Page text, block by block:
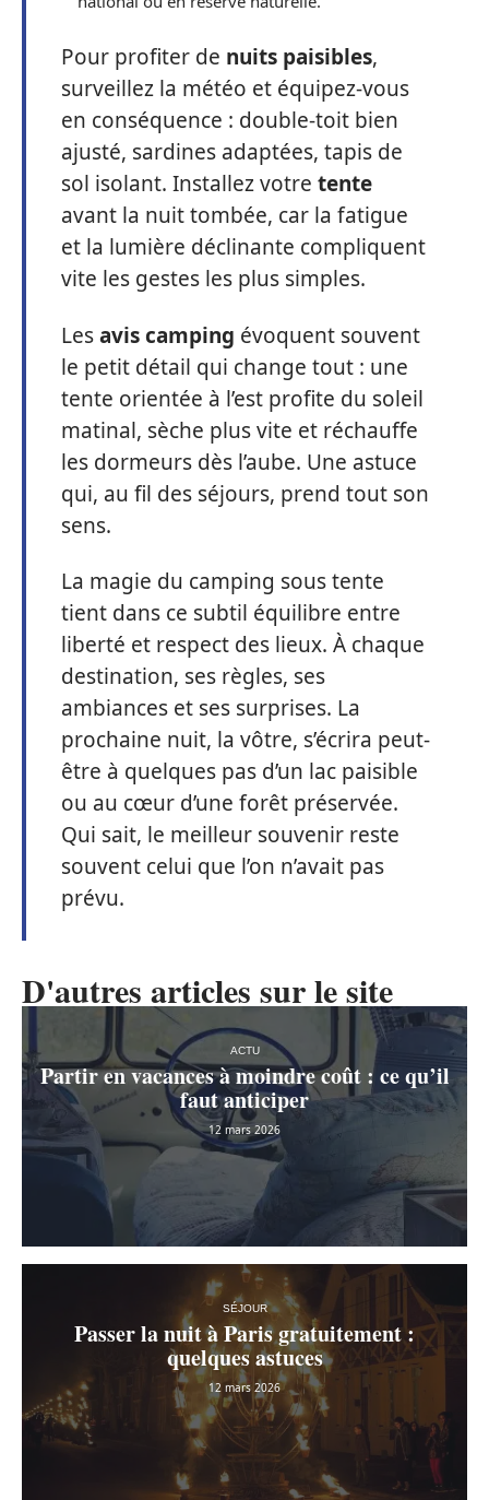
Pour profiter de nuits paisibles,
surveillez la météo et équipez-vous
en conséquence : double-toit bien
ajusté, sardines adaptées, tapis de
sol isolant. Installez votre tente
avant la nuit tombée, car la fatigue
et la lumière déclinante compliquent
vite les gestes les plus simples.
Lesavis camping évoquent souvent
le petit détail qui change tout : une
tente orientée à l’est profite du soleil
matinal, sèche plus vite et réchauffe
les dormeurs dès l’aube. Une astuce
qui, au fil des séjours, prend tout son
sens.
La magie du camping sous tente
tient dans ce subtil équilibre entre
liberté et respect des lieux. À chaque
destination, ses règles, ses
ambiances et ses surprises. La
prochaine nuit, la vôtre, s’écrira peut-
être à quelques pas d’un lac paisible
ou au cœur d’une forêt préservée.
Qui sait, le meilleur souvenir reste
souvent celui que l’on n’avait pas
prévu.
D'autres articles sur le site
ACTU
Partir en vacances à moindre coût : ce qu’il
faut anticiper
12 mars 2026
SÉJOUR
Passer la nuit à Paris gratuitement :
quelques astuces
12 mars 2026